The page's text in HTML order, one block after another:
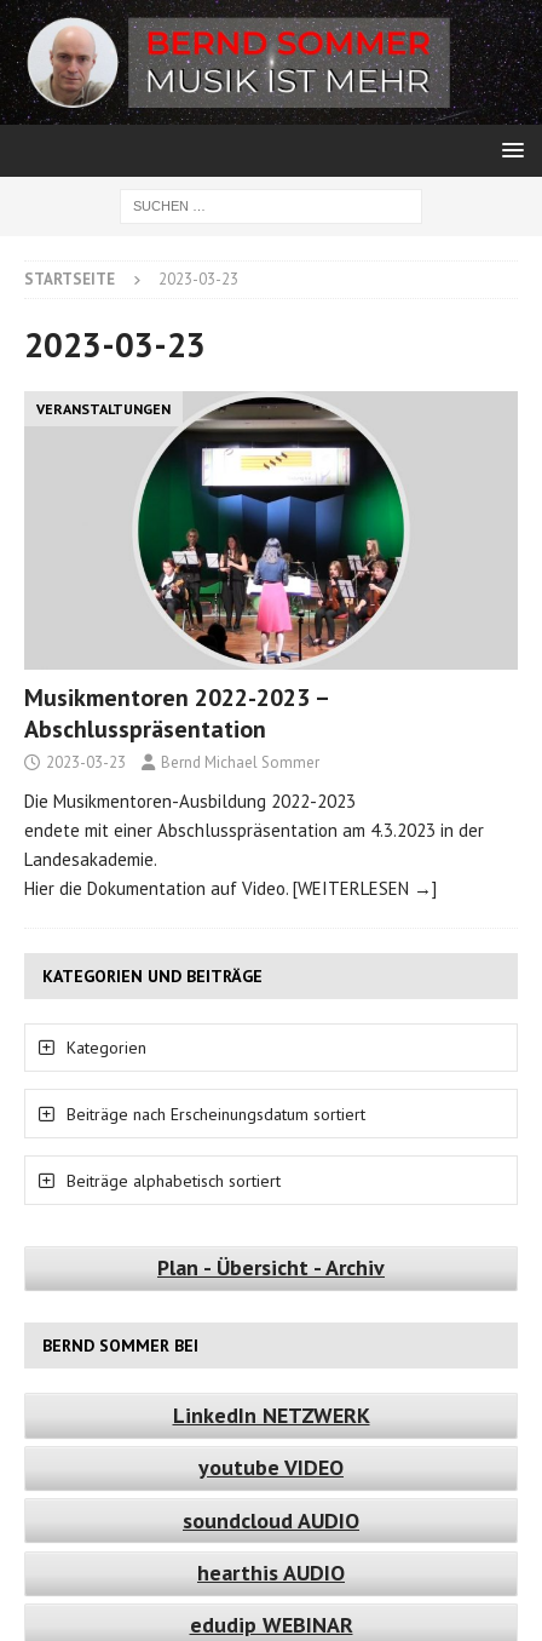
STARTSEITE 2023-03-23
2023-03-23
VERANSTALTUNGEN
Musikmentoren 2022-2023 –
Abschlusspräsentation
2023-03-23 Bernd Michael Sommer
Die Musikmentoren-Ausbildung 2022-2023
endete mit einer Abschlusspräsentation am 4.3.2023 in der
Landesakademie.
Hier die Dokumentation auf Video. [WEITERLESEN →]
KATEGORIEN UND BEITRÄGE
Kategorien
Beiträge nach Erscheinungsdatum sortiert
Beiträge alphabetisch sortiert
Plan - Übersicht - Archiv
BERND SOMMER BEI
LinkedIn NETZWERK
youtube VIDEO
soundcloud AUDIO
hearthis AUDIO
edudip WEBINAR